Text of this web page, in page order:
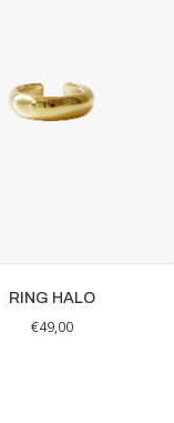
RING HALO
€49,00